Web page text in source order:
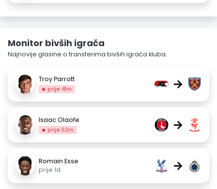
Monitor bivših igrača
Najnovije glasine o transferima bivših igrača kluba.
Troy Parrott
prije 41m →
Isaac Olaofe
prije 52m →
Romain Esse
prije 1d
→